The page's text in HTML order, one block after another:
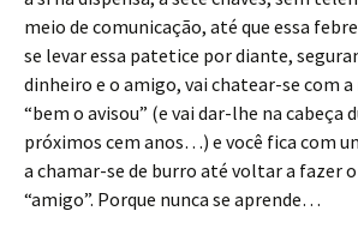
meio de comunicação, até que essa
se levar essa patetice por diante,
dinheiro e o amigo, vai chatear-se com
“bem o avisou” (e vai dar-lhe na cabeça
próximos cem anos…) e você fica com
a chamar-se de burro até voltar a fazer
“amigo”. Porque nunca se aprende…